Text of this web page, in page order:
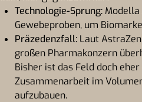
Technologie-Sprung:
Gewebeproben, um
Präzedenzfall: Laut
großen Pharmakonzern
Bisher ist das Feld doch
Zusammenarbeit im
aufzubauen.